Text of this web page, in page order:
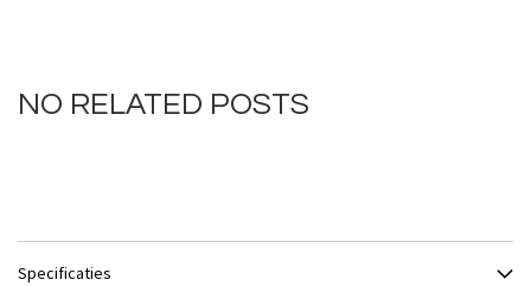
NO RELATED POSTS
Specificaties